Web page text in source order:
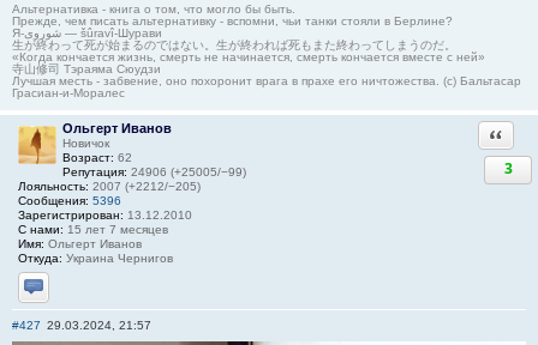
Альтернативка - книга о том, что могло бы быть.
Прежде, чем писать альтернативку - вспомни, чьи танки стояли в Берлине?
Я-شوروی — šûravî-Шурави
生が終わって死が始まるのではない。生が終われば死もまた終わってしまうのだ。
«Когда кончается жизнь, смерть не начинается, смерть кончается вместе с ней»
寺山修司 Тэраяма Сюудзи
Лучшая месть - забвение, оно похоронит врага в прахе его ничтожества. (с) Бальтасар
Грасиан-и-Моралес
Ольгерт Иванов
Новичок
Возраст: 62
Репутация: 24906 (+25005/−99)
Лояльность: 2007 (+2212/−205)
Сообщения: 5396
Зарегистрирован: 13.12.2010
С нами: 15 лет 7 месяцев
Имя: Ольгерт Иванов
Откуда: Украина Чернигов
Отправить личное сообщение
3
#427 29.03.2024, 21:57